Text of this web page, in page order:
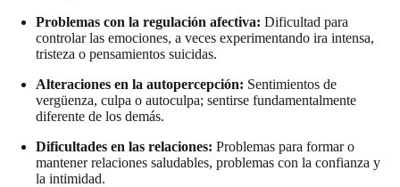
Problemas con la regulación afectiva: Dificultad para
controlar las emociones, a veces experimentando ira intensa,
tristeza o pensamientos suicidas.
Alteraciones en la autopercepción: Sentimientos de
vergüenza, culpa o autoculpa; sentirse fundamentalmente
diferente de los demás.
Dificultades en las relaciones: Problemas para formar o
mantener relaciones saludables, problemas con la confianza y
la intimidad.